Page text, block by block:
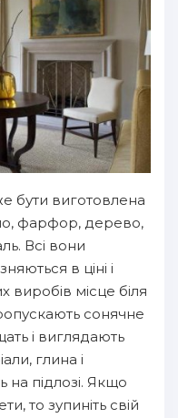
бути виготовлена
фарфор, дерево,
Всі вони
в ціні і
виробів місце біля
сонячне
і виглядають
глина і
на підлозі. Якщо
то зупиніть свій